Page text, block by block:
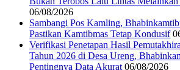
06/08/2026
Sambangi Pos Kamling,
Pastikan Kamtibmas Tetap Kondusif
Verifikasi Penetapan Hasil
Tahun 2026 di Desa Ureng,
Pentingnya Data Akurat 06/08/2026